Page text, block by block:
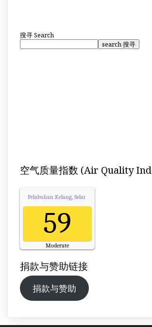
搜寻Search
search 搜寻
空气质量指数 (Air Quality
Pelabuhan Kelang, Selangor
59
Moderate
Updated on Thursday 12:00
捐款与赞助链接
捐款与赞助